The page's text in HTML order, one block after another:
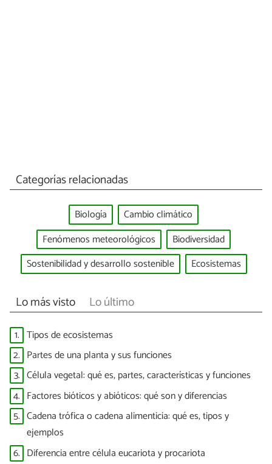
Categorías relacionadas
Biología
Cambio climático
Fenómenos meteorológicos
Biodiversidad
Sostenibilidad y desarrollo sostenible
Ecosistemas
Lo más visto Lo último
1. Tipos de ecosistemas
2. Partes de una planta y sus funciones
3. Célula vegetal: qué es, partes, características y funciones
4. Factores bióticos y abióticos: qué son y diferencias
5. Cadena trófica o cadena alimenticia: qué es, tipos y
ejemplos
6. Diferencia entre célula eucariota y procariota